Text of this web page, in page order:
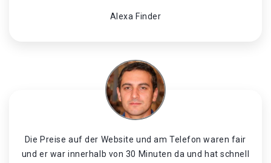
Alexa Finder
Die Preise auf der Website und am Telefon waren fair
und er war innerhalb von 30 Minuten da und hat schnell